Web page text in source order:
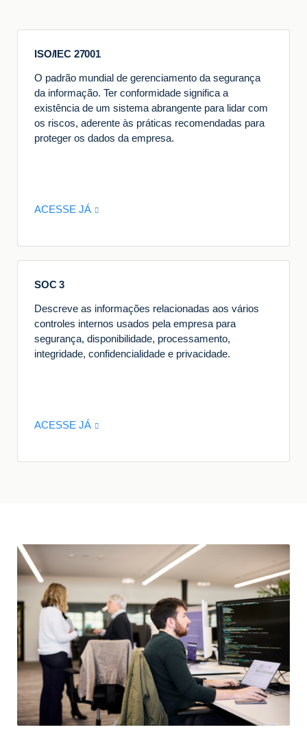
ISO/IEC 27001
O padrão mundial de gerenciamento da segurança
da informação. Ter conformidade significa a
existência de um sistema abrangente para lidar com
os riscos, aderente às práticas recomendadas para
proteger os dados da empresa.
ACESSE JÁ
SOC 3
Descreve as informações relacionadas aos vários
controles internos usados pela empresa para
segurança, disponibilidade, processamento,
integridade, confidencialidade e privacidade.
ACESSE JÁ